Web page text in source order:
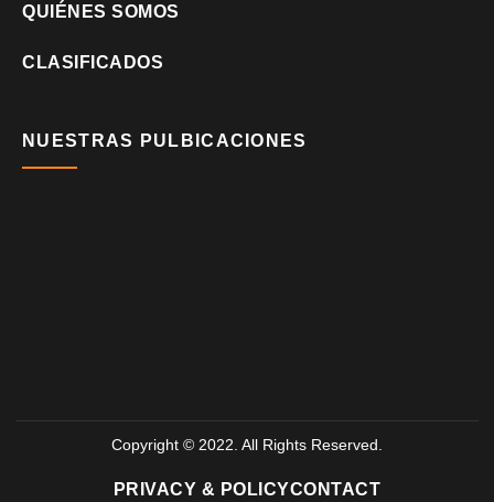
QUIÉNES SOMOS
CLASIFICADOS
NUESTRAS PULBICACIONES
Copyright © 2022. All Rights Reserved.
PRIVACY & POLICYCONTACT